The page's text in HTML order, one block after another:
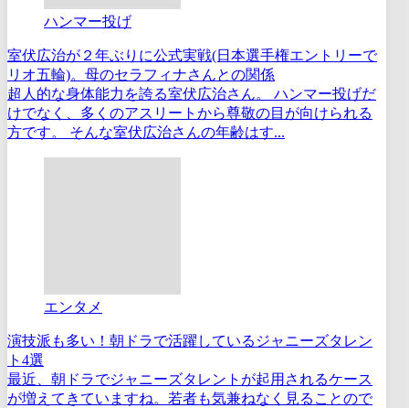
ハンマー投げ
室伏広治が２年ぶりに公式実戦(日本選手権エントリーで
リオ五輪)。母のセラフィナさんとの関係
超人的な身体能力を誇る室伏広治さん。 ハンマー投げだ
けでなく、多くのアスリートから尊敬の目が向けられる
方です。 そんな室伏広治さんの年齢はす...
エンタメ
演技派も多い！朝ドラで活躍しているジャニーズタレン
ト4選
最近、朝ドラでジャニーズタレントが起用されるケース
が増えてきていますね。若者も気兼ねなく見ることので